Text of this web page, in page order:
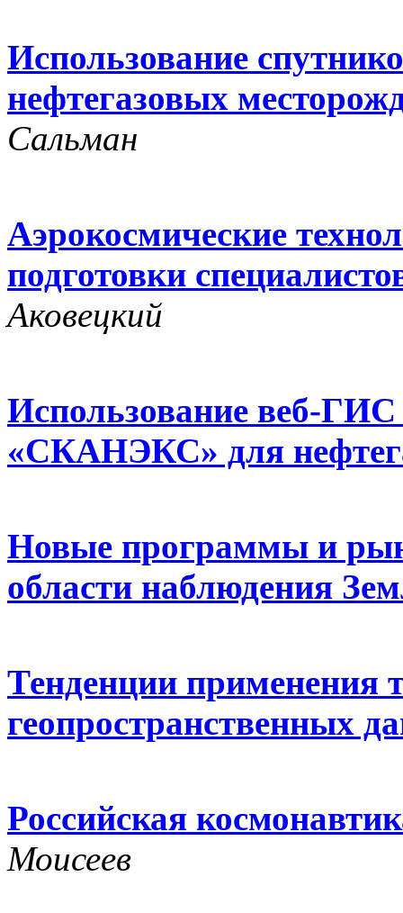
Использование
нефтегазовых
Сальман
Аэрокосмические
подготовки
Аковецкий
Использование веб-
«СКАНЭКС» для
Новые программы и
области наблюдения
Тенденции применения
геопространственных
Российская
Моисеев